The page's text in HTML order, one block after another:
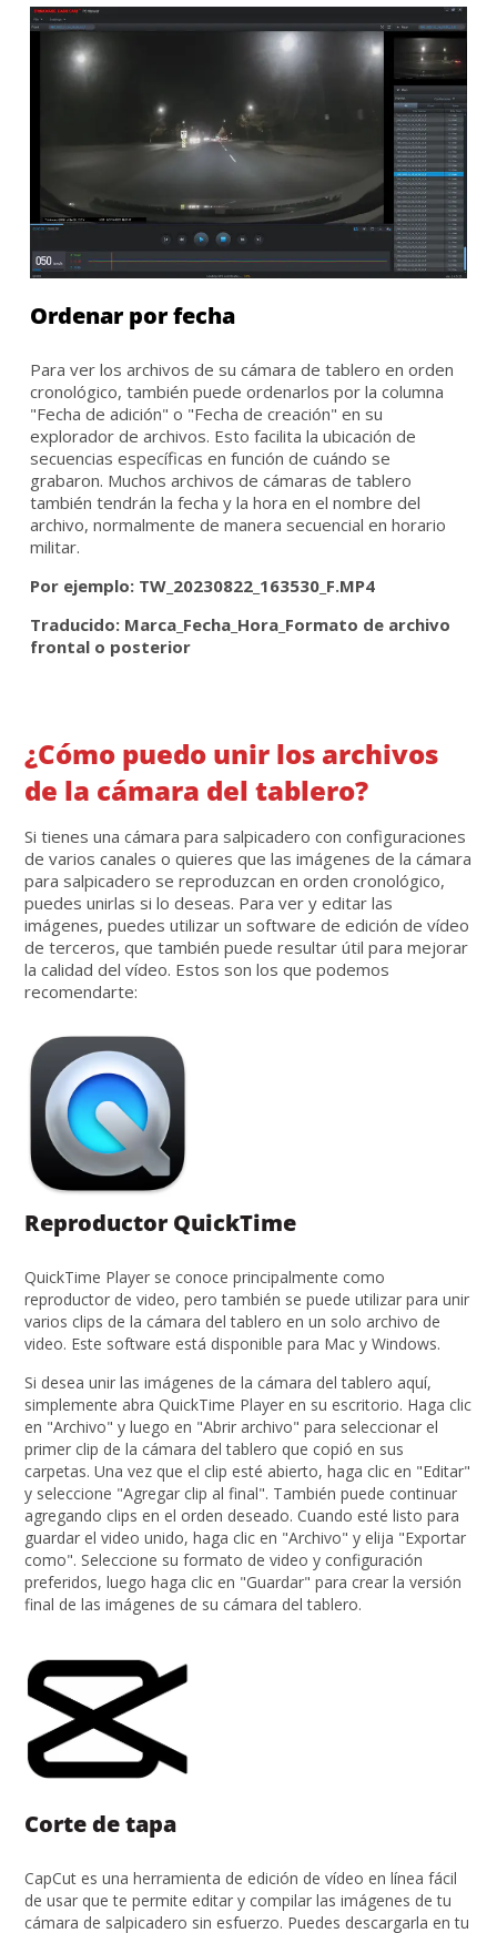
Ordenar por fecha
Para ver los archivos de su cámara de tablero en orden
cronológico, también puede ordenarlos por la columna
"Fecha de adición" o "Fecha de creación" en su
explorador de archivos. Esto facilita la ubicación de
secuencias específicas en función de cuándo se
grabaron. Muchos archivos de cámaras de tablero
también tendrán la fecha y la hora en el nombre del
archivo, normalmente de manera secuencial en horario
militar.
Por ejemplo: TW_20230822_163530_F.MP4
Traducido: Marca_Fecha_Hora_Formato de archivo
frontal o posterior
¿Cómo puedo unir los archivos
de la cámara del tablero?
Si tienes una cámara para salpicadero con configuraciones
de varios canales o quieres que las imágenes de la cámara
para salpicadero se reproduzcan en orden cronológico,
puedes unirlas si lo deseas. Para ver y editar las
imágenes, puedes utilizar un software de edición de vídeo
de terceros, que también puede resultar útil para mejorar
la calidad del vídeo. Estos son los que podemos
recomendarte:
Reproductor QuickTime
QuickTime Player se conoce principalmente como
reproductor de video, pero también se puede utilizar para unir
varios clips de la cámara del tablero en un solo archivo de
video. Este software está disponible para Mac y Windows.
Si desea unir las imágenes de la cámara del tablero aquí,
simplemente abra QuickTime Player en su escritorio. Haga clic
en "Archivo" y luego en "Abrir archivo" para seleccionar el
primer clip de la cámara del tablero que copió en sus
carpetas. Una vez que el clip esté abierto, haga clic en "Editar"
y seleccione "Agregar clip al final". También puede continuar
agregando clips en el orden deseado. Cuando esté listo para
guardar el video unido, haga clic en "Archivo" y elija "Exportar
como". Seleccione su formato de video y configuración
preferidos, luego haga clic en "Guardar" para crear la versión
final de las imágenes de su cámara del tablero.
Corte de tapa
CapCut es una herramienta de edición de vídeo en línea fácil
de usar que te permite editar y compilar las imágenes de tu
cámara de salpicadero sin esfuerzo. Puedes descargarla en tu